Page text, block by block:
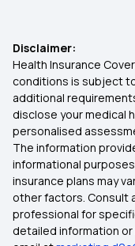
Disclaimer:
Health Insurance
conditions is subject
additional
disclose your medical
personalised
The information
informational
insurance plans may
other factors. Consult
professional for
detailed information